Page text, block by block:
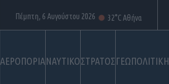
ΑΕΡΟΠΟΡΙΑΝΑΥΤΙΚΟΣΤΡΑΤΟΣΓΕΩΠΟΛΙΤΙΚΗ
Πέμπτη, 6 Αυγούστου 2026 32°C Αθήνα